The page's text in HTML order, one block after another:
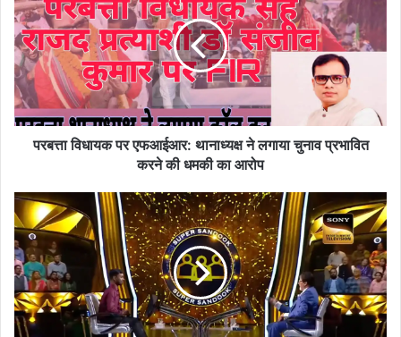
पर
एफआईआर:
थानाध्यक्ष
ने
लगाया
चुनाव
प्रभावित
करने
का
आरोप
परबत्ता विधायक पर एफआईआर: थानाध्यक्ष ने लगाया चुनाव प्रभावित
करने की धमकी का आरोप
केबीसी
में
गूंजा
खगड़िया
का
नामहिमांशु
शेखर
ने